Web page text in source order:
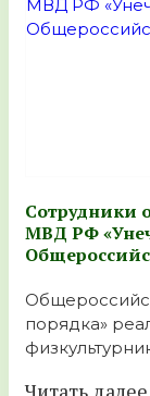
Сотрудники
МВД РФ
порядка»